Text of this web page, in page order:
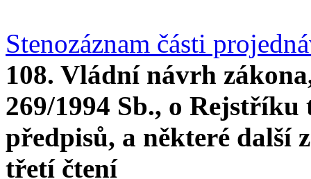
Stenozáznam části
108. Vládní návrh
269/1994 Sb., o Rejstříku
předpisů, a některé další
třetí čtení